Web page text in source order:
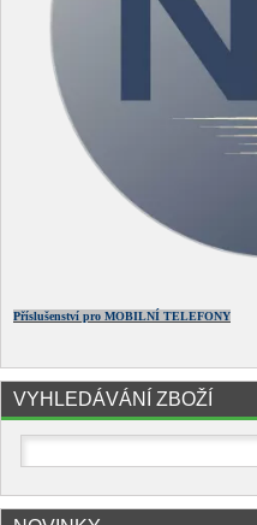
Příslušenství pro MOBILNÍ TELEFONY
VYHLEDÁVÁNÍ ZBOŽÍ